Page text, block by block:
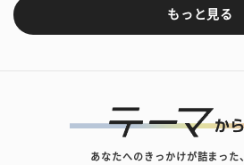
もっと見る
あなたへのきっかけが詰まった